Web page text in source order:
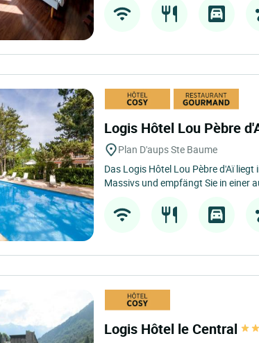
Logis Hôtel Lou Pèbre
Plan D'aups Ste Baume
Das Logis Hôtel Lou Pèbre d'Aï
Massivs und empfängt Sie in einer
Logis Hôtel le Central